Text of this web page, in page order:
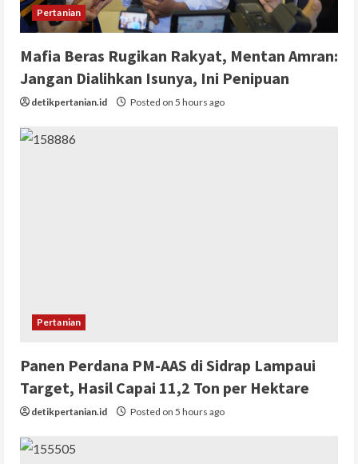
Pertanian
Mafia Beras Rugikan Rakyat, Mentan Amran:
Jangan Dialihkan Isunya, Ini Penipuan
detikpertanian.id Posted on 5 hours ago
Pertanian
Panen Perdana PM-AAS di Sidrap Lampaui
Target, Hasil Capai 11,2 Ton per Hektare
detikpertanian.id Posted on 5 hours ago